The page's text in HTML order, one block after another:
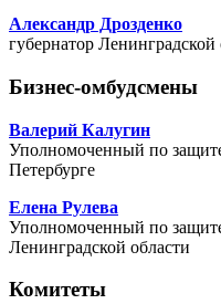
Александр Дрозденко
губернатор Ленинградской
Бизнес-омбудсмены
Валерий Калугин
Уполномоченный по
Петербурге
Елена Рулева
Уполномоченный по
Ленинградской области
Комитеты